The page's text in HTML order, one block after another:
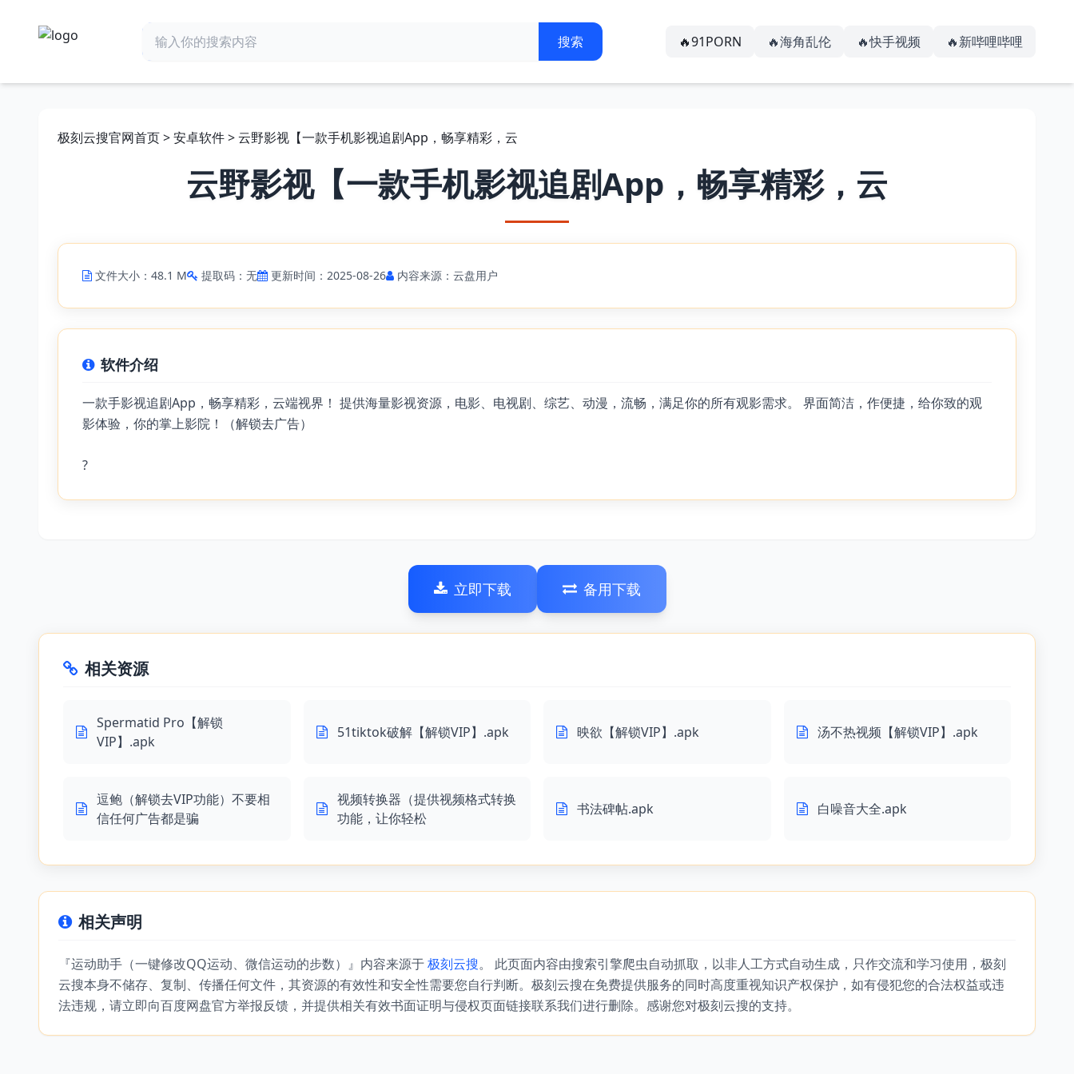
🔥91PORN 🔥海角乱伦 🔥快手视频 🔥新哔哩哔哩
极刻云搜官网首页>安卓软件> 云野影视【一款手机影视追剧App，畅享精彩，云
云野影视【一款手机影视追剧App，畅享精彩，云
文件大小：48.1 M 提取码：无 更新时间：2025-08-26 内容来源：云盘用户
软件介绍
一款手影视追剧App，畅享精彩，云端视界！ 提供海量影视资源，电影、电视剧、综艺、动漫，流畅，满足你的所有观影需求。 界面简洁，作便捷，给你致的观
影体验，你的掌上影院！（解锁去广告）
?
立即下载 备用下载
相关资源
Spermatid Pro【解锁
VIP】.apk
51tiktok破解【解锁VIP】.apk 映欲【解锁VIP】.apk 汤不热视频【解锁VIP】.apk
逗鲍（解锁去VIP功能）不要相
信任何广告都是骗
视频转换器（提供视频格式转换
功能，让你轻松
书法碑帖.apk 白噪音大全.apk
相关声明
『运动助手（一键修改QQ运动、微信运动的步数）』内容来源于极刻云搜。 此页面内容由搜索引擎爬虫自动抓取，以非人工方式自动生成，只作交流和学习使用，极刻
云搜本身不储存、复制、传播任何文件，其资源的有效性和安全性需要您自行判断。极刻云搜在免费提供服务的同时高度重视知识产权保护，如有侵犯您的合法权益或违
法违规，请立即向百度网盘官方举报反馈，并提供相关有效书面证明与侵权页面链接联系我们进行删除。感谢您对极刻云搜的支持。